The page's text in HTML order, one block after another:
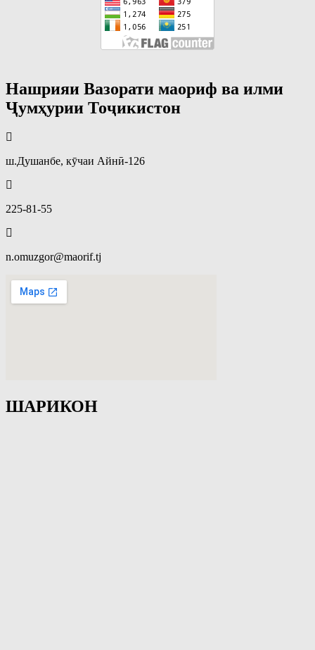
Нашрияи Вазорати маориф ва илми
Ҷумҳурии Тоҷикистон
ш.Душанбе, кӯчаи Айнӣ-126
225-81-55
n.omuzgor@maorif.tj
ШАРИКОН